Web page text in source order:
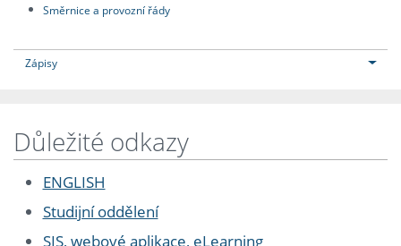
Směrnice a provozní řády
Zápisy
Důležité odkazy
ENGLISH
Studijní oddělení
SIS, webové aplikace, eLearning